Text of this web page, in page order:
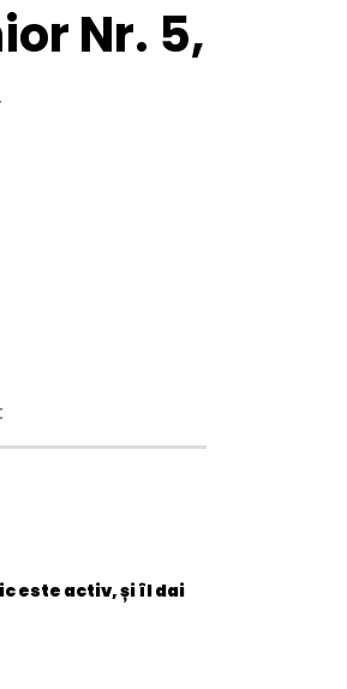
Nr. 5,
este activ, și îl dai